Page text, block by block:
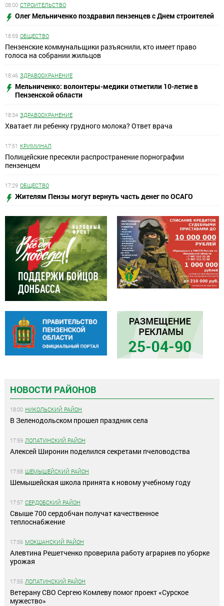
08:00 СТРОИТЕЛЬСТВО
Олег Мельниченко поздравил пензенцев с Днем строителей
18:59 ОБЩЕСТВО
Пензенские коммунальщики разъяснили, кто имеет право
голоса на собрании жильцов
18:46 ЗДРАВООХРАНЕНИЕ
Мельниченко: волонтеры-медики отметили 10-летие в
Пензенской области
18:34 ЗДРАВООХРАНЕНИЕ
Хватает ли ребенку грудного молока? Ответ врача
17:51 КРИМИНАЛ
Полицейские пресекли распространение порнографии
пензенцем
17:29 ОБЩЕСТВО
Жителям Пензы могут вернуть часть денег по ОСАГО
НОВОСТИ РАЙОНОВ
18:00 НИКОЛЬСКИЙ РАЙОН
В Зеленодольском прошел праздник села
17:59 ЛОПАТИНСКИЙ РАЙОН
Алексей Широнин поделился секретами пчеловодства
17:58 ШЕМЫШЕЙСКИЙ РАЙОН
Шемышейская школа принята к новому учебному году
17:57 СЕРДОБСКИЙ РАЙОН
Свыше 700 сердобчан получат качественное
теплоснабжение
17:56 МОКШАНСКИЙ РАЙОН
Алевтина Решетченко проверила работу аграриев по уборке
урожая
17:55 ЛОПАТИНСКИЙ РАЙОН
Ветерану СВО Сергею Комлеву помог проект «Сурское
мужество»